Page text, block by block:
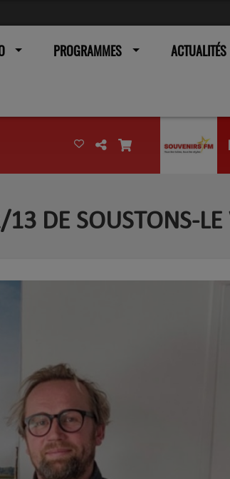
PROGRAMMES ACTUALITÉS
DE SOUSTONS-LE